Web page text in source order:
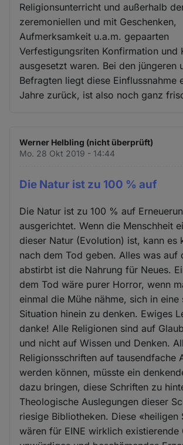
Religionsunterricht und außerhalb
zeremoniellen und mit Geschenken,
Aufmerksamkeit u.a.m. gepaarten
Verfestigungsriten Konfirmation und
ausgesetzt waren. Bei den jüngeren
Befragten liegt diese Einflussnahme
Jahre zurück, ist also noch ganz
Werner Helbling (nicht überprüft)
Mo. 28 Okt 2019 - 14:44
Die Natur ist zu 100 % auf
Die Natur ist zu 100 % auf
ausgerichtet. Wenn die Menschheit
dieser Natur (Evolution) ist, kann es
nach dem Tod geben. Alles was auf
abstirbt ist die Nahrung für Neues.
dem Tod wäre purer Horror, wenn
einmal die Mühe nähme, sich in eine
Situation hinein zu denken. Ewiges
danke! Alle Religionen sind auf
und nicht auf Wissen und Denken.
Religionsschriften auf tausendfache
werden können, müsste ein
dazu bringen, diese Schriften zu
Theologische Auslegungen dieser
riesige Bibliotheken. Diese «heiligen
wären für EINE wirklich existierende